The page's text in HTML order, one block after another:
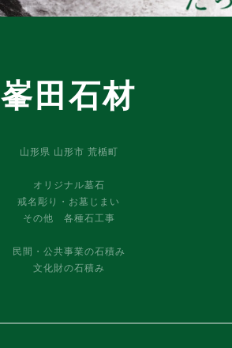
峯田石材
山形県 山形市 荒楯町
オリジナル墓石
戒名彫り・お墓じまい
その他 各種石工事
民間・公共事業の石積み
文化財の石積み